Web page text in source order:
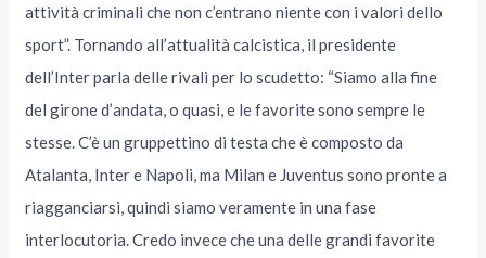
attività criminali che non c’entrano niente con i valori dello
sport”. Tornando all’attualità calcistica, il presidente
dell’Inter parla delle rivali per lo scudetto: “Siamo alla fine
del girone d’andata, o quasi, e le favorite sono sempre le
stesse. C’è un gruppettino di testa che è composto da
Atalanta, Inter e Napoli, ma Milan e Juventus sono pronte a
riagganciarsi, quindi siamo veramente in una fase
interlocutoria. Credo invece che una delle grandi favorite